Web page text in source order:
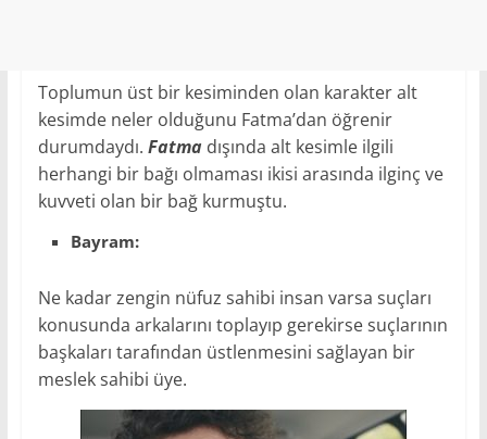
Toplumun üst bir kesiminden olan karakter alt
kesimde neler olduğunu Fatma’dan öğrenir
durumdaydı. Fatmadışında alt kesimle ilgili
herhangi bir bağı olmaması ikisi arasında ilginç ve
kuvveti olan bir bağ kurmuştu.
Bayram:
Ne kadar zengin nüfuz sahibi insan varsa suçları
konusunda arkalarını toplayıp gerekirse suçlarının
başkaları tarafından üstlenmesini sağlayan bir
meslek sahibi üye.